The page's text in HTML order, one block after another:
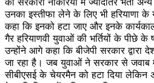
उनका इस्तीफा लेने के लिए भी हरियाणा
कहा कि इनको हटा जाए और इनके
गैर हरियाणवी युवाओं की भर्तियों के पीछे
उन्होंने आगे कहा कि बीजेपी सरकार
जा रहा है। जब युवाओं ने सरकार से जवाब
सीबीएसई के चेयरमैन को हटा दिया लेकिन